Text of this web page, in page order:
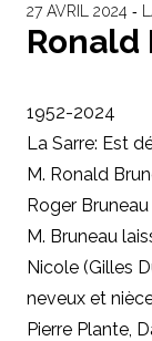
27 AVRIL 2024 ‐
Ronald
1952-2024
La Sarre: Est
M. Ronald
Roger
M. Bruneau
Nicole (Gilles
neveux et
Pierre Plante,